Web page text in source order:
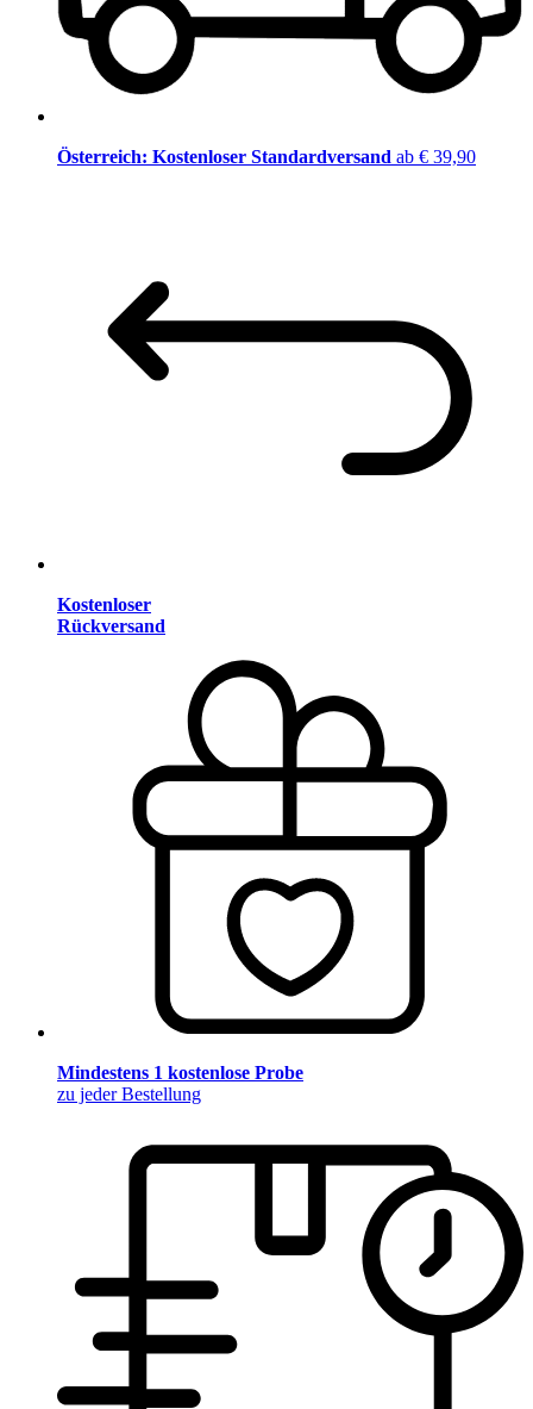
Österreich: Kostenloser Standardversand ab € 39,90
Kostenloser
Rückversand
Mindestens 1 kostenlose Probe
zu jeder Bestellung